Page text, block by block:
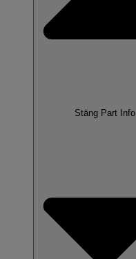
Stäng Part Info